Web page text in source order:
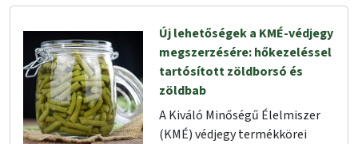
Új lehetőségek a KMÉ-védjegy
megszerzésére: hőkezeléssel
tartósított zöldborsó és
zöldbab
A Kiváló Minőségű Élelmiszer
(KMÉ) védjegy termékkörei